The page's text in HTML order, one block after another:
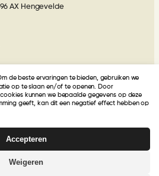
AX Hengevelde
onze klanten een
de beste ervaringen te bieden, gebruiken we
op te slaan en/of te openen. Door
kunnen we bepaalde gegevens op deze
geeft, kan dit een negatief effect hebben op
Accepteren
Weigeren